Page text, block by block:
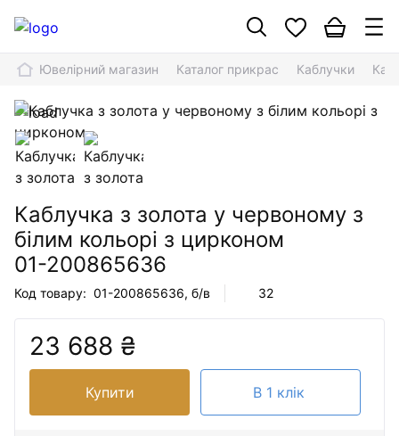
Ювелірний магазин Каталог прикрас Каблучки
Каблучка з золота у червоному з
білим кольорі з цирконом
01-200865636
Код товару: 01-200865636, б/в 32
23 688 ₴
Купити В 1 клік